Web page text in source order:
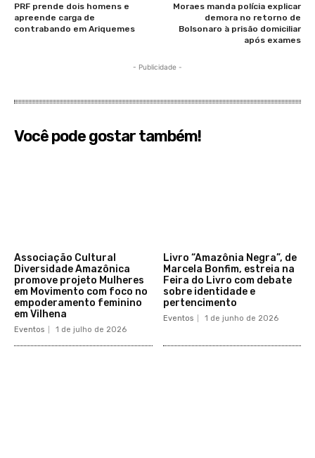
PRF prende dois homens e
apreende carga de
contrabando em Ariquemes
Moraes manda polícia explicar
demora no retorno de
Bolsonaro à prisão domiciliar
após exames
- Publicidade -
Você pode gostar também!
Associação Cultural
Diversidade Amazônica
promove projeto Mulheres
em Movimento com foco no
empoderamento feminino
em Vilhena
Eventos 1 de julho de 2026
Livro “Amazônia Negra”, de
Marcela Bonfim, estreia na
Feira do Livro com debate
sobre identidade e
pertencimento
Eventos 1 de junho de 2026